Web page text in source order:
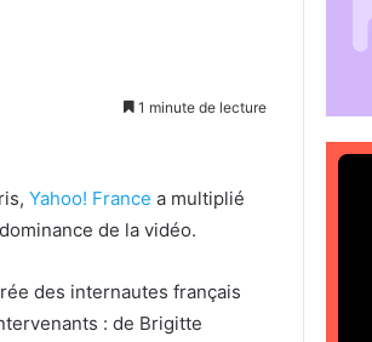
1 minute de lecture
Yahoo! France a multiplié
de la vidéo.
des internautes français
: de Brigitte